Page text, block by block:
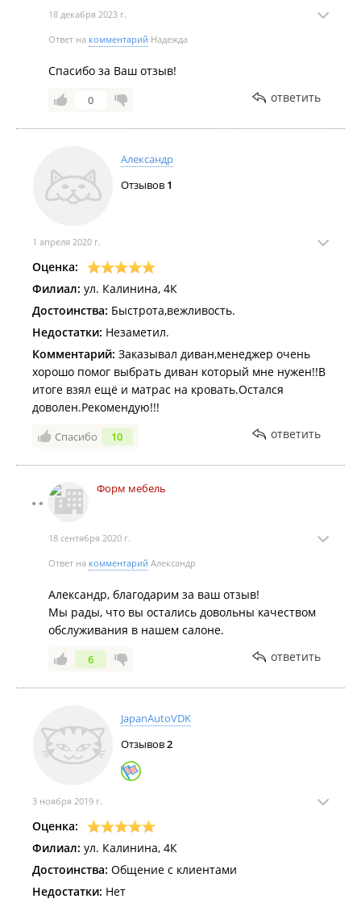
18 декабря 2023 г.
Ответ на комментарий Надежда
Спасибо за Ваш отзыв!
0 ответить
Александр
Отзывов 1
1 апреля 2020 г.
Оценка:
Филиал: ул. Калинина, 4К
Достоинства: Быстрота,вежливость.
Недостатки: Незаметил.
Комментарий: Заказывал диван,менеджер очень
хорошо помог выбрать диван который мне нужен!!В
итоге взял ещё и матрас на кровать.Остался
доволен.Рекомендую!!!
Спасибо 10 ответить
Форм мебель
18 сентября 2020 г.
Ответ на комментарий Александр
Александр, благодарим за ваш отзыв!
Мы рады, что вы остались довольны качеством
обслуживания в нашем салоне.
6 ответить
JapanAutoVDK
Отзывов2
3 ноября 2019 г.
Оценка:
Филиал: ул. Калинина, 4К
Достоинства: Общение с клиентами
Недостатки: Нет